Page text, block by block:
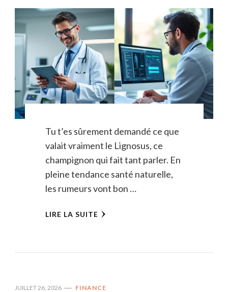
Tu t’es sûrement demandé ce que
valait vraiment le Lignosus, ce
champignon qui fait tant parler. En
pleine tendance santé naturelle,
les rumeurs vont bon …
LIRE LA SUITE
JUILLET 26, 2026 FINANCE